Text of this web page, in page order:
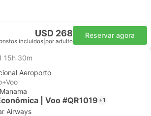
USD 268
incluídos por adulto
Reservar agora
15h 30m
Aeroporto
| Voo #QR1019 +1
Airways